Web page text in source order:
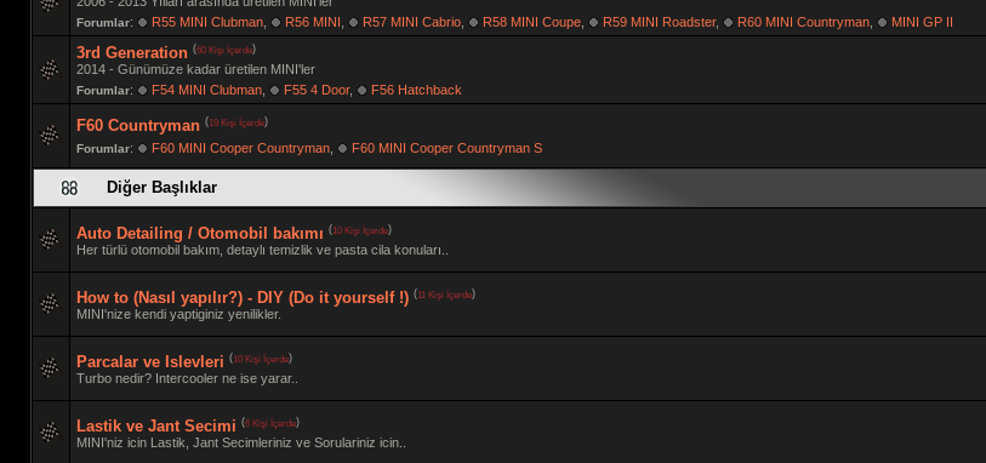
Forumlar: R55 MINI Clubman R56 MINI R57 MINI Cabrio R58 MINI Coupe R59 MINI Roadster, R60 MINI Countryman MINI GP II
3rd Generation (60 Kişi İçerde)
2014 - Günümüze kadar üretilen MINI'ler
Forumlar: F54 MINI Clubman F55 4 Door, F56 Hatchback
F60 Countryman (19 Kişi İçerde)
Forumlar: F60 MINI Cooper Countryman F60 MINI Cooper Countryman S
Diğer Başlıklar
Auto Detailing / Otomobil bakımı (10 Kişi İçerde)
Her türlü otomobil bakım, detaylı temizlik ve pasta cila konuları..
How to (Nasıl yapılır?) - DIY (Do it yourself !) (11 Kişi İçerde)
MINI'nize kendi yaptiginiz yenilikler.
Parcalar ve Islevleri (10 Kişi İçerde)
Turbo nedir? Intercooler ne ise yarar..
Lastik ve Jant Secimi (6 Kişi İçerde)
MINI'niz icin Lastik, Jant Secimleriniz ve Sorulariniz icin..